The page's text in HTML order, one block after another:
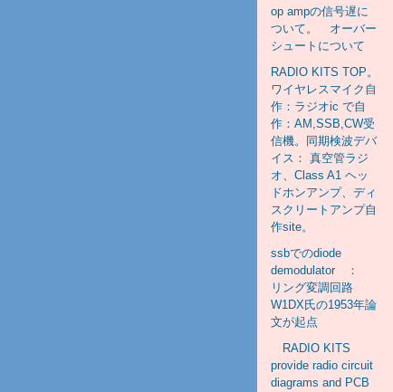
op ampの信号遅に
ついて。 オーバー
シュートについて
RADIO KITS TOP。
ワイヤレスマイク自
作：ラジオic で自
作：AM,SSB,CW受
信機。同期検波デバ
イス： 真空管ラジ
オ、Class A1 ヘッ
ドホンアンプ、ディ
スクリートアンプ自
作site。
ssbでのdiode
demodulator ：
リング変調回路
W1DX氏の1953年論
文が起点
RADIO KITS
provide radio circuit
diagrams and PCB